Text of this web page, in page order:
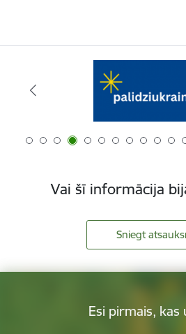
Vai šī informācija
Sniegt
Esi pirmais, kas